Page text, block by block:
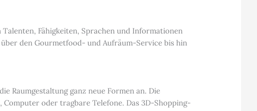
Fähigkeiten, Sprachen und Informationen
den Gourmetfood- und Aufräum-Service bis hin
Raumgestaltung ganz neue Formen an. Die
oder tragbare Telefone. Das 3D-Shopping-